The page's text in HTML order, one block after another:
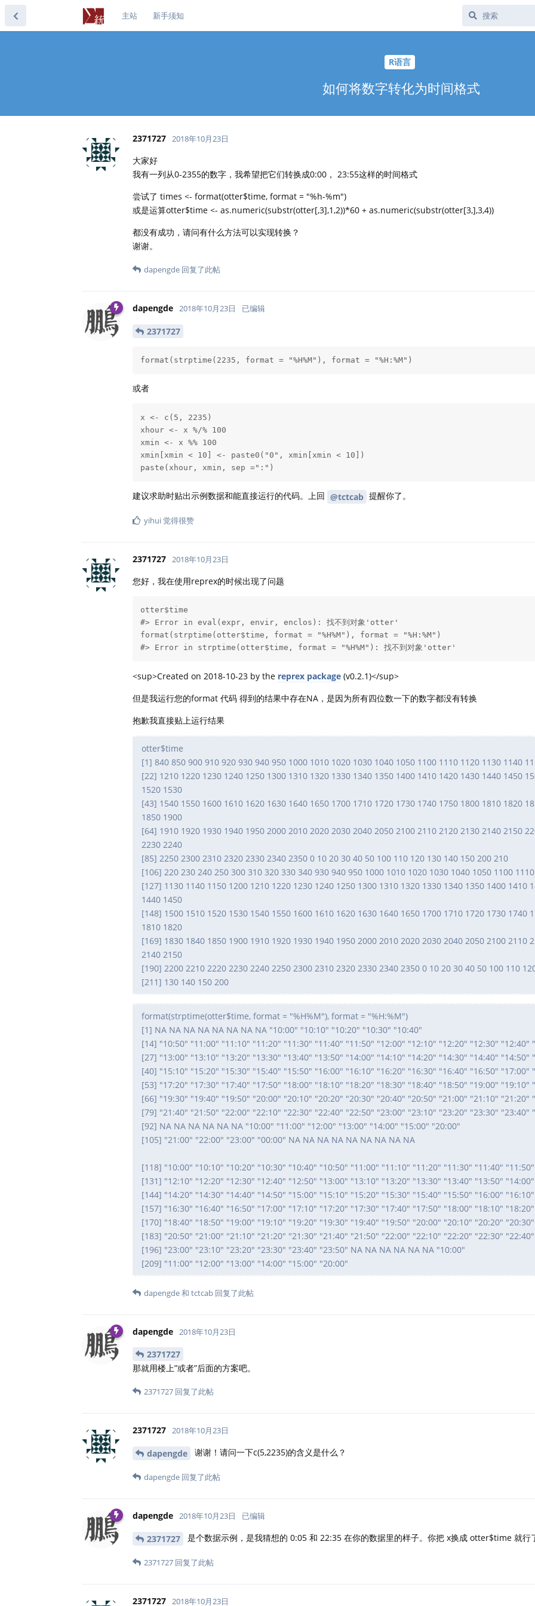
主站 新手须知
R语言
如何将数字转化为时间格式
2371727 2018年10月23日
大家好
我有一列从0-2355的数字，我希望把它们转换成0:00， 23:55这样的时间格式
尝试了 times <- format(otter$time, format = "%h-%m")
或是运算otter$time <- as.numeric(substr(otter[,3],1,2))*60 + as.numeric(substr(otter[3,],3,4))
都没有成功，请问有什么方法可以实现转换？
谢谢。
dapengde 回复了此帖
dapengde 2018年10月23日 已编辑
2371727
format(strptime(2235, format = "%H%M"), format = "%H:%M")
或者
x <- c(5, 2235)
xhour <- x %/% 100
xmin <- x %% 100
xmin[xmin < 10] <- paste0("0", xmin[xmin < 10])
paste(xhour, xmin, sep =":")
建议求助时贴出示例数据和能直接运行的代码。上回 @tctcab 提醒你了。
yihui觉得很赞
2371727 2018年10月23日
您好，我在使用reprex的时候出现了问题
otter$time
#> Error in eval(expr, envir, enclos): 找不到对象'otter'
format(strptime(otter$time, format = "%H%M"), format = "%H:%M")
#> Error in strptime(otter$time, format = "%H%M"): 找不到对象'otter'
<sup>Created on 2018-10-23 by the reprex package (v0.2.1)</sup>
但是我运行您的format 代码 得到的结果中存在NA，是因为所有四位数一下的数字都没有转换
抱歉我直接贴上运行结果
otter$time
[1] 840 850 900 910 920 930 940 950 1000 1010 1020 1030 1040 1050 1100 1110 1120 1130 1140
[22] 1210 1220 1230 1240 1250 1300 1310 1320 1330 1340 1350 1400 1410 1420 1430 1440 1450
1520 1530
[43] 1540 1550 1600 1610 1620 1630 1640 1650 1700 1710 1720 1730 1740 1750 1800 1810 1820
1850 1900
[64] 1910 1920 1930 1940 1950 2000 2010 2020 2030 2040 2050 2100 2110 2120 2130 2140 2150
2230 2240
[85] 2250 2300 2310 2320 2330 2340 2350 0 10 20 30 40 50 100 110 120 130 140 150 200 210
[106] 220 230 240 250 300 310 320 330 340 930 940 950 1000 1010 1020 1030 1040 1050 1100
[127] 1130 1140 1150 1200 1210 1220 1230 1240 1250 1300 1310 1320 1330 1340 1350 1400 1410
1440 1450
[148] 1500 1510 1520 1530 1540 1550 1600 1610 1620 1630 1640 1650 1700 1710 1720 1730 1740
1810 1820
[169] 1830 1840 1850 1900 1910 1920 1930 1940 1950 2000 2010 2020 2030 2040 2050 2100 2110
2140 2150
[190] 2200 2210 2220 2230 2240 2250 2300 2310 2320 2330 2340 2350 0 10 20 30 40 50 100 110
[211] 130 140 150 200
format(strptime(otter$time, format = "%H%M"), format = "%H:%M")
[1] NA NA NA NA NA NA NA NA "10:00" "10:10" "10:20" "10:30" "10:40"
[14] "10:50" "11:00" "11:10" "11:20" "11:30" "11:40" "11:50" "12:00" "12:10" "12:20" "12:30" "12:40"
[27] "13:00" "13:10" "13:20" "13:30" "13:40" "13:50" "14:00" "14:10" "14:20" "14:30" "14:40" "14:50"
[40] "15:10" "15:20" "15:30" "15:40" "15:50" "16:00" "16:10" "16:20" "16:30" "16:40" "16:50" "17:00"
[53] "17:20" "17:30" "17:40" "17:50" "18:00" "18:10" "18:20" "18:30" "18:40" "18:50" "19:00" "19:10"
[66] "19:30" "19:40" "19:50" "20:00" "20:10" "20:20" "20:30" "20:40" "20:50" "21:00" "21:10" "21:20"
[79] "21:40" "21:50" "22:00" "22:10" "22:30" "22:40" "22:50" "23:00" "23:10" "23:20" "23:30" "23:40"
[92] NA NA NA NA NA NA "10:00" "11:00" "12:00" "13:00" "14:00" "15:00" "20:00"
[105] "21:00" "22:00" "23:00" "00:00" NA NA NA NA NA NA NA NA NA
[118] "10:00" "10:10" "10:20" "10:30" "10:40" "10:50" "11:00" "11:10" "11:20" "11:30" "11:40"
[131] "12:10" "12:20" "12:30" "12:40" "12:50" "13:00" "13:10" "13:20" "13:30" "13:40" "13:50"
[144] "14:20" "14:30" "14:40" "14:50" "15:00" "15:10" "15:20" "15:30" "15:40" "15:50" "16:00"
[157] "16:30" "16:40" "16:50" "17:00" "17:10" "17:20" "17:30" "17:40" "17:50" "18:00" "18:10"
[170] "18:40" "18:50" "19:00" "19:10" "19:20" "19:30" "19:40" "19:50" "20:00" "20:10" "20:20"
[183] "20:50" "21:00" "21:10" "21:20" "21:30" "21:40" "21:50" "22:00" "22:10" "22:20" "22:30"
[196] "23:00" "23:10" "23:20" "23:30" "23:40" "23:50" NA NA NA NA NA NA "10:00"
[209] "11:00" "12:00" "13:00" "14:00" "15:00" "20:00"
dapengde和 tctcab 回复了此帖
dapengde 2018年10月23日
2371727
那就用楼上”或者”后面的方案吧。
2371727 回复了此帖
2371727 2018年10月23日
dapengde 谢谢！请问一下c(5,2235)的含义是什么？
dapengde 回复了此帖
dapengde 2018年10月23日 已编辑
2371727 是个数据示例，是我猜想的 0:05 和 22:35 在你的数据里的样子。你把 x换成 otter$time 就行
2371727 回复了此帖
2371727 2018年10月23日